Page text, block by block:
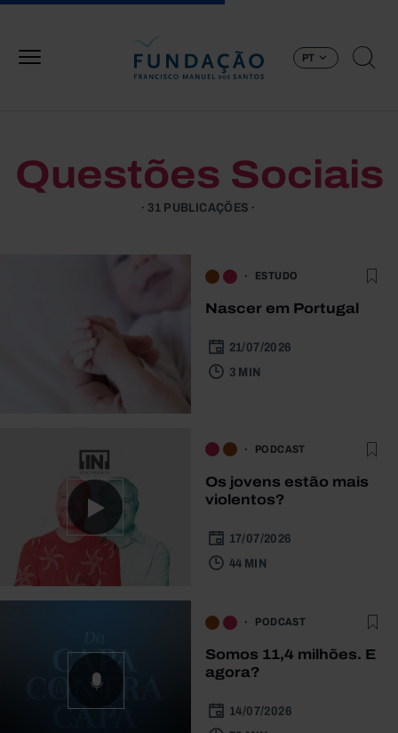
PT
Questões Sociais
31 PUBLICAÇÕES
ESTUDO
Nascer em Portugal
21/07/2026
3 MIN
PODCAST
Os jovens estão mais
violentos?
17/07/2026
44 MIN
PODCAST
Somos 11,4 milhões. E
agora?
14/07/2026